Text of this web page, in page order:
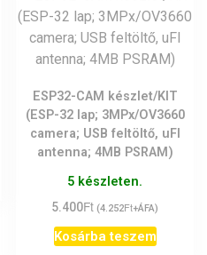
ESP32-CAM készlet/KIT
(ESP-32 lap; 3MPx/OV3660
camera; USB feltöltő, uFl
antenna; 4MB PSRAM)
5 készleten.
5.400Ft (4.252Ft+ÁFA)
Kosárba teszem